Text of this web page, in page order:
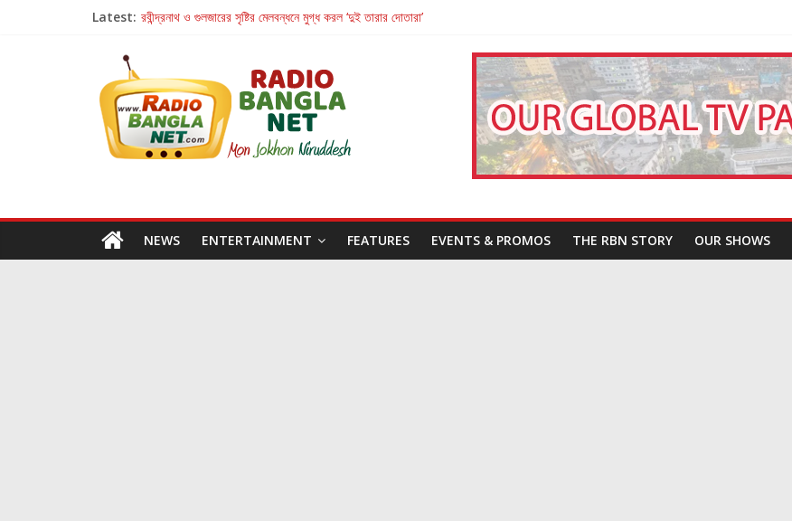
Latest: রবীন্দ্রনাথ ও গুলজারের সৃষ্টির মেলবন্ধনে মুগ্ধ করল ‘দুই তারার দোতারা’
Retribution: A Thought-Provoking Short Film That Challenges Our Understanding of Justice
হাওয়া বদলের টলিউডে ‘তুমি এলে তাই’
NEWS ENTERTAINMENT FEATURES EVENTS & PROMOS THE RBN STORY OUR SHOWS